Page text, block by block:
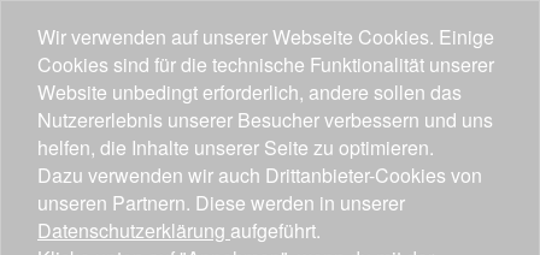
Wir verwenden auf unserer Webseite Cookies. Einige
Cookies sind für die technische Funktionalität unserer
Website unbedingt erforderlich, andere sollen das
Nutzererlebnis unserer Besucher verbessern und uns
helfen, die Inhalte unserer Seite zu optimieren.
Dazu verwenden wir auch Drittanbieter-Cookies von
unseren Partnern. Diese werden in unserer
Datenschutzerklärung aufgeführt.